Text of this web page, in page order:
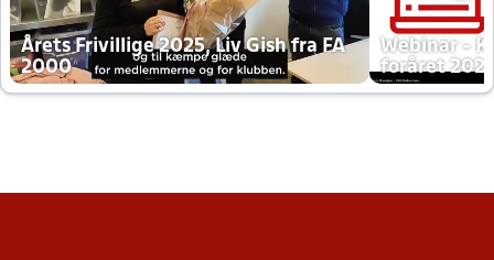
Årets Frivillige 2025, Liv Gish fra FA
2000
Webinar -
foråret